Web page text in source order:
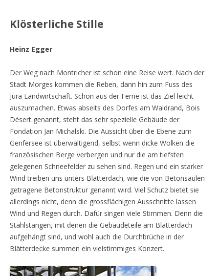
Klösterliche Stille
Heinz Egger
Der Weg nach Montricher ist schon eine Reise wert. Nach der
Stadt Morges kommen die Reben, dann hin zum Fuss des
Jura Landwirtschaft. Schon aus der Ferne ist das Ziel leicht
auszumachen. Etwas abseits des Dorfes am Waldrand, Bois
Désert genannt, steht das sehr spezielle Gebäude der
Fondation Jan Michalski. Die Aussicht über die Ebene zum
Genfersee ist überwältigend, selbst wenn dicke Wolken die
französischen Berge verbergen und nur die am tiefsten
gelegenen Schneefelder zu sehen sind. Regen und ein starker
Wind treiben uns unters Blätterdach, wie die von Betonsäulen
getragene Betonstruktur genannt wird. Viel Schutz bietet sie
allerdings nicht, denn die grossflächigen Ausschnitte lassen
Wind und Regen durch. Dafür singen viele Stimmen. Denn die
Stahlstangen, mit denen die Gebäudeteile am Blätterdach
aufgehängt sind, und wohl auch die Durchbrüche in der
Blätterdecke summen ein vielstimmiges Konzert.